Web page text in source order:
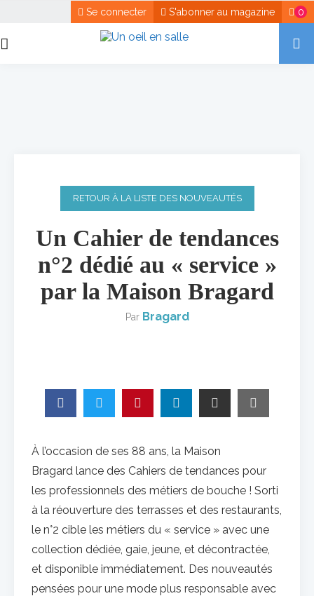
0
S'abonner au magazine
Se connecter
RETOUR À LA LISTE DES NOUVEAUTÉS
Un Cahier de tendances
n°2 dédié au « service »
par la Maison Bragard
Par Bragard
À l’occasion de ses 88 ans, la Maison
Bragard lance des Cahiers de tendances pour
les professionnels des métiers de bouche ! Sorti
à la réouverture des terrasses et des restaurants,
le n°2 cible les métiers du « service » avec une
collection dédiée, gaie, jeune, et décontractée,
et disponible immédiatement. Des nouveautés
pensées pour une mode plus responsable avec